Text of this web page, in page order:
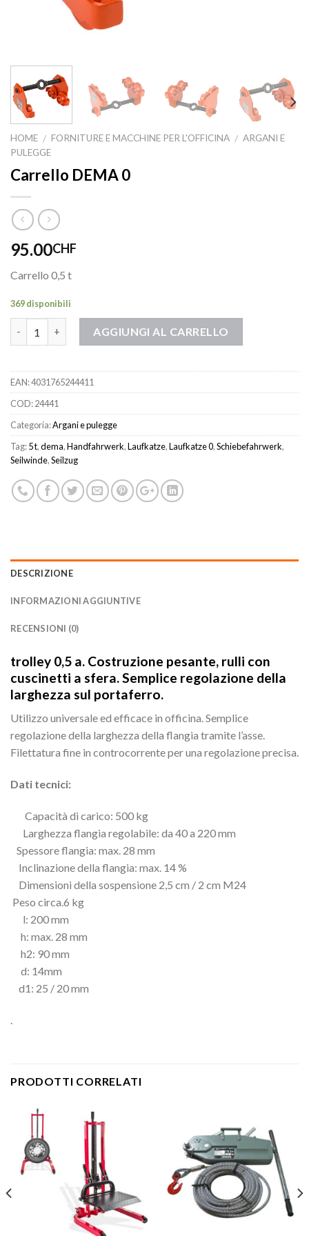
HOME / FORNITURE E MACCHINE PER L'OFFICINA / ARGANI E
PULEGGE
Carrello DEMA 0
95.00CHF
Carrello 0,5 t
369 disponibili
AGGIUNGI AL CARRELLO
EAN:4031765244411
COD:24441
Categoria:Argani e pulegge
Tag:5 t,dema,Handfahrwerk,Laufkatze,Laufkatze 0,Schiebefahrwerk,
Seilwinde,Seilzug
DESCRIZIONE
INFORMAZIONI AGGIUNTIVE
RECENSIONI (0)
trolley 0,5 a. Costruzione pesante, rulli con
cuscinetti a sfera. Semplice regolazione della
larghezza sul portaferro.
Utilizzo universale ed efficace in officina. Semplice
regolazione della larghezza della flangia tramite l’asse.
Filettatura fine in controcorrente per una regolazione precisa.
Dati tecnici:
Capacità di carico: 500 kg
Larghezza flangia regolabile: da 40 a 220 mm
Spessore flangia: max. 28 mm
Inclinazione della flangia: max. 14 %
Dimensioni della sospensione 2,5 cm / 2 cm M24
Peso circa.6 kg
l: 200 mm
h: max. 28 mm
h2: 90 mm
d: 14mm
d1: 25 / 20 mm
PRODOTTI CORRELATI